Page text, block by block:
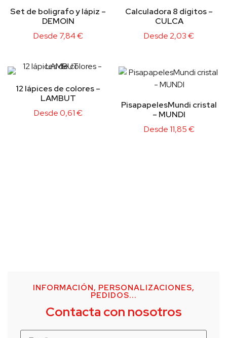
Set de boligrafo y lápiz –
DEMOIN
Desde 7,84€
Calculadora 8 dígitos –
CULCA
Desde2,03€
12 lápices de colores –
LAMBUT
Desde0,61€
PisapapelesMundi cristal
– MUNDI
Desde11,85€
INFORMACIÓN, PERSONALIZACIONES,
PEDIDOS...
Contacta con nosotros